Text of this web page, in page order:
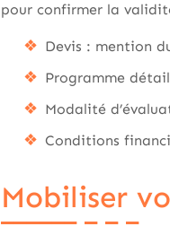
pour confirmer la
Devis : mention
Programme
Modalité
Conditions
Mobiliser